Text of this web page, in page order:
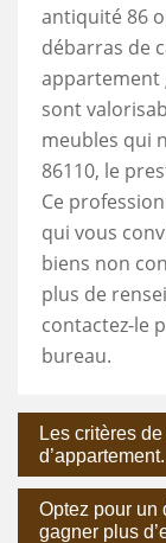
antiquité 86
débarras de
appartement
sont
meubles qui
86110, le
Ce
qui vous
biens non
plus de
contactez-le
bureau.
Les critères
d’appartement.
Optez pour un
gagner plus